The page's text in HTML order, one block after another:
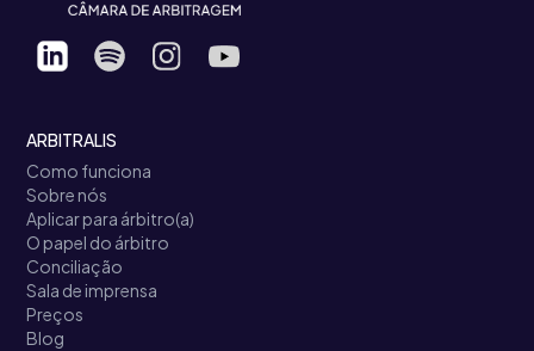
ARBITRALIS
Como funciona
Sobre nós
Aplicar para árbitro(a)
O papel do árbitro
Conciliação
Sala de imprensa
Preços
Blog